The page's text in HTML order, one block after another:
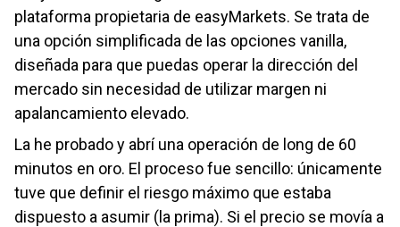
plataforma propietaria de easyMarkets. Se trata de
una opción simplificada de las opciones vanilla,
diseñada para que puedas operar la dirección del
mercado sin necesidad de utilizar margen ni
apalancamiento elevado.
La he probado y abrí una operación de long de 60
minutos en oro. El proceso fue sencillo: únicamente
tuve que definir el riesgo máximo que estaba
dispuesto a asumir (la prima). Si el precio se movía a